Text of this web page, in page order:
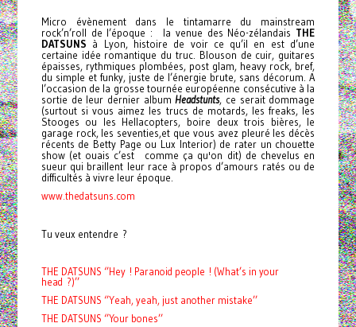
Micro évènement dans le tintamarre du mainstream
rock’n’roll de l’époque : la venue des Néo-zélandais THE
DATSUNS à Lyon, histoire de voir ce qu’il en est d’une
certaine idée romantique du truc. Blouson de cuir, guitares
épaisses, rythmiques plombées, post glam, heavy rock, bref,
du simple et funky, juste de l’énergie brute, sans décorum. A
l’occasion de la grosse tournée européenne consécutive à la
sortie de leur dernier albumHeadstunts, ce serait dommage
(surtout si vous aimez les trucs de motards, les freaks, les
Stooges ou les Hellacopters, boire deux trois bières, le
garage rock, les seventies,et que vous avez pleuré les décès
récents de Betty Page ou Lux Interior) de rater un chouette
show (et ouais c’est comme ça qu'on dit) de chevelus en
sueur qui braillent leur race à propos d’amours ratés ou de
difficultés à vivre leur époque.
www.thedatsuns.com
Tu veux entendre ?
THE DATSUNS ‘’Hey ! Paranoid people ! (What’s in your
head ?)’’
THE DATSUNS ‘’Yeah, yeah, just another mistake’’
THE DATSUNS ‘’Your bones’’